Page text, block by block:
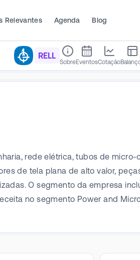
Relevantes Agenda Blog
RELL
SobreEventosCotação
rede elétrica, tubos de
de tela plana de alto valor,
O segmento da empresa
no segmento Power and